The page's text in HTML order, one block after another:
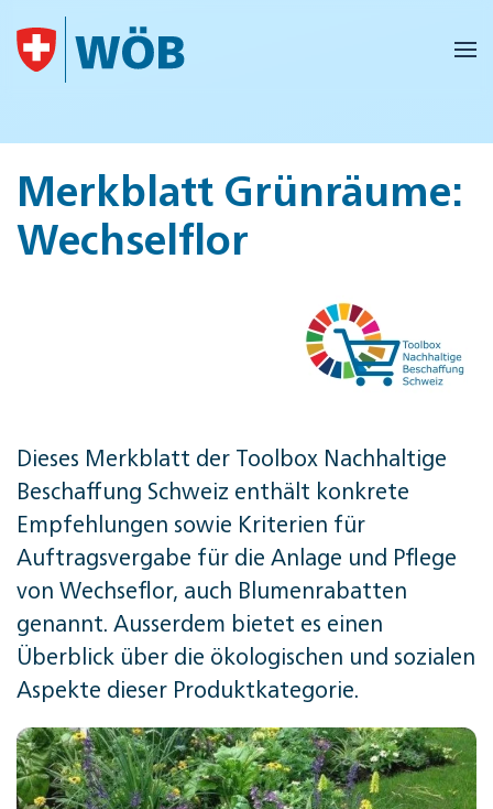
Skip to main content
Merkblatt Grünräume:
Wechselflor
Dieses Merkblatt der Tool­box Nach­hal­ti­ge
Be­schaf­fung Schweiz enthält konkrete
Empfehlungen sowie Kriterien für
Auftragsvergabe für die Anlage und Pflege
von Wechseflor, auch Blumenrabatten
genannt. Ausserdem bietet es einen
Überblick über die ökologischen und sozialen
Aspekte dieser Produktkategorie.